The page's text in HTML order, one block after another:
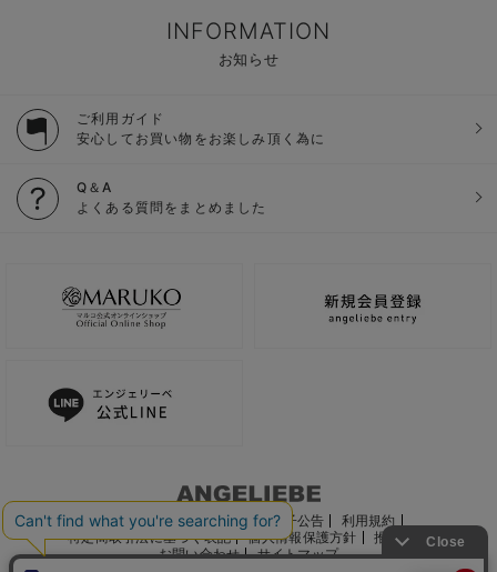
INFORMATION
お知らせ
ご利用ガイド
安心してお買い物をお楽しみ頂く為に
Q＆A
よくある質問をまとめました
ご利用ガイド 会社概要 電子公告
利用規約
特定商取引法に基づく表記
個人情報保護方針
推奨環境
お問い合わせ
サイトマップ